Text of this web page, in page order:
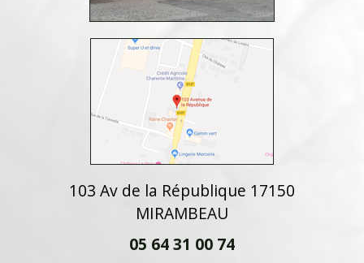
103 Av de la République 17150
MIRAMBEAU
05 64 31 00 74